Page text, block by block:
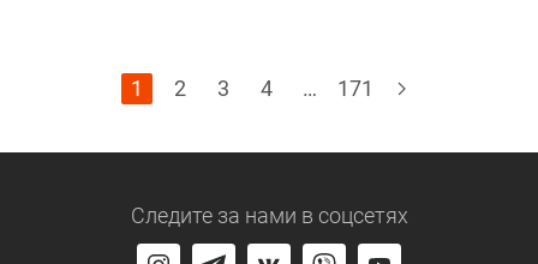
1 2 3 4 … 171
Следите за нами в соцсетях